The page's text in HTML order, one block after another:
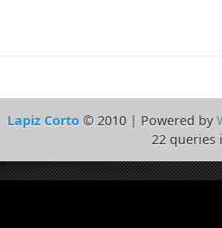
Lapiz Corto© 2010 | Powered by
22 queries